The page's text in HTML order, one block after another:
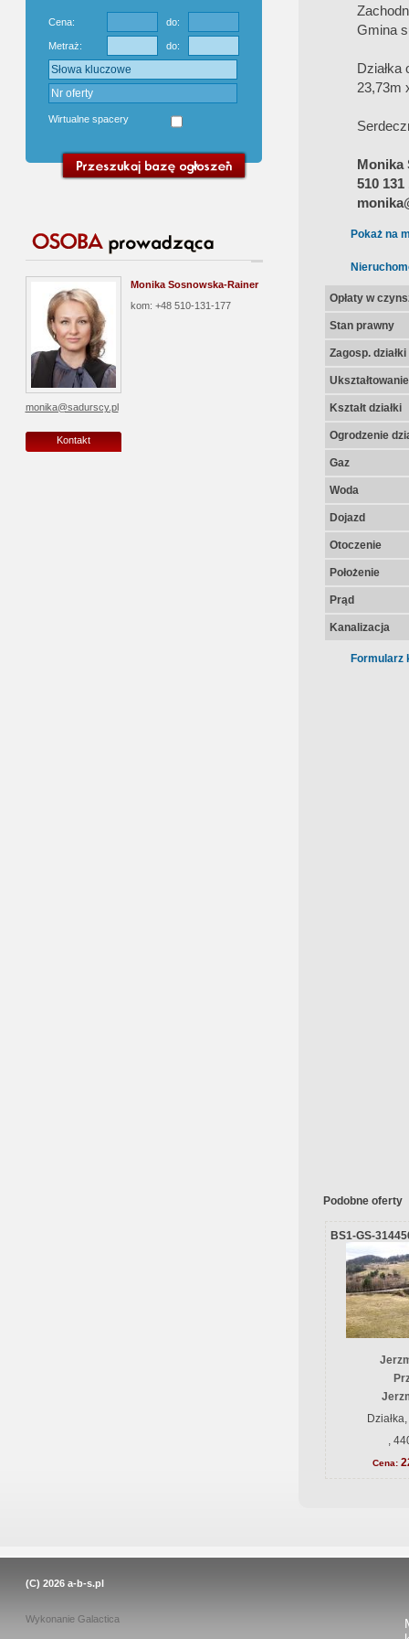
Cena: do:
Metraż: do:
Wirtualne spacery
Monika Sosnowska-Rainer
kom: +48 510-131-177
monika@sadurscy.pl
Kontakt
Gmina
Działka
23,73m
Monika
510 131
Pokaż na
Opłaty w
Stan prawny
Zagosp. działki
Kształt działki
Ogrodzenie
Gaz
Woda
Dojazd
Otoczenie
Położenie
Prąd
Kanalizacja
Formularz
Podobne oferty
BS1-GS-
,
Cena:
(C) 2026 a-b-s.pl
Wykonanie Galactica